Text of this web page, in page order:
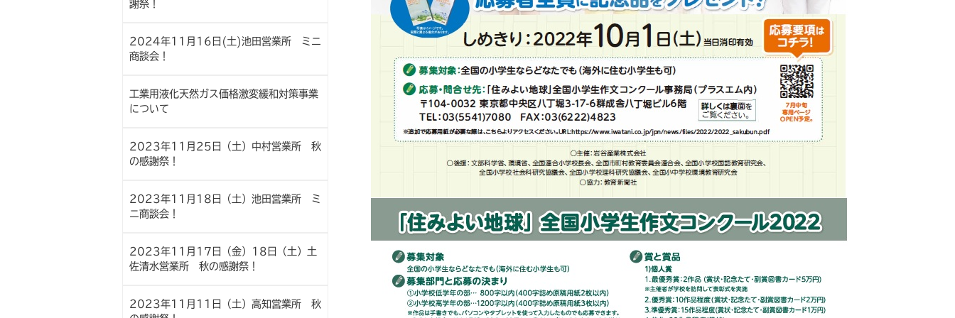
謝祭！
2024年11月16日(土)池田営業所 ミニ
商談会！
工業用液化天然ガス価格激変緩和対策事業
について
2023年11月25日（土）中村営業所 秋
の感謝祭！
2023年11月18日（土）池田営業所 ミ
ニ商談会！
2023年11月17日（金）18日（土）土
佐清水営業所 秋の感謝祭！
2023年11月11日（土）高知営業所 秋